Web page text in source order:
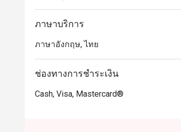
ภาษาบริการ
ภาษาอังกฤษ, ไทย
ช่องทางการชำระเงิน
Cash, Visa, Mastercard®